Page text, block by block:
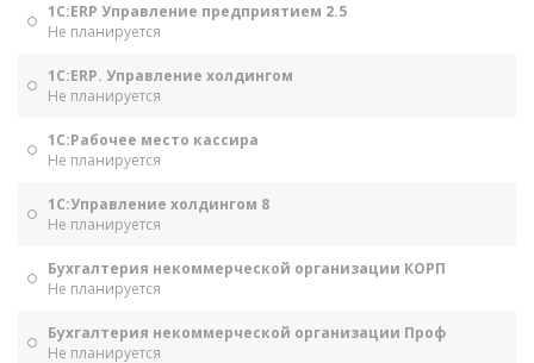
1С:ERP Управление предприятием 2.5
Не планируется
1С:ERP. Управление холдингом
Не планируется
1С:Рабочее место кассира
Не планируется
1С:Управление холдингом 8
Не планируется
Бухгалтерия некоммерческой организации КОРП
Не планируется
Бухгалтерия некоммерческой организации Проф
Не планируется